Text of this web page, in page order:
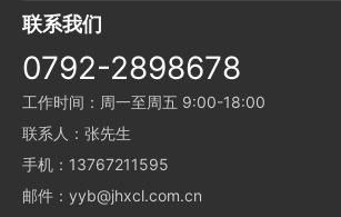
联系我们
0792-2898678
工作时间：周一至周五 9:00-18:00
联系人：张先生
手机：13767211595
邮件：yyb@jhxcl.com.cn